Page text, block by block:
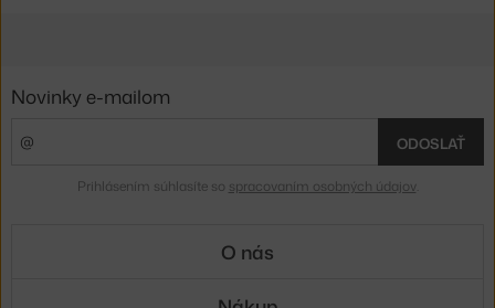
Novinky e-mailom
ODOSLAŤ
Prihlásením súhlasíte so spracovaním osobných údajov.
O nás